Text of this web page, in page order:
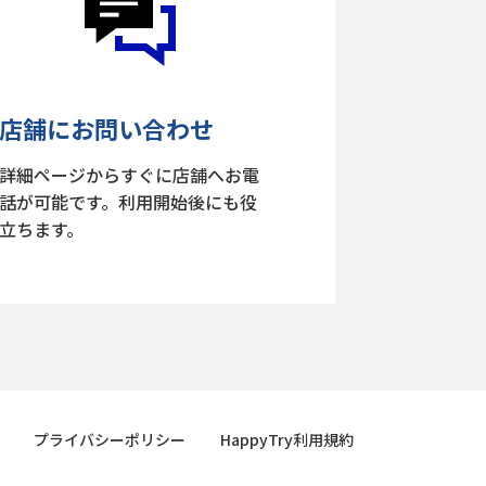
舗にお問い合わせ
細ページからすぐに店舗へお電
が可能です。利用開始後にも役
ちます。
プライバシーポリシー HappyTry利用規約